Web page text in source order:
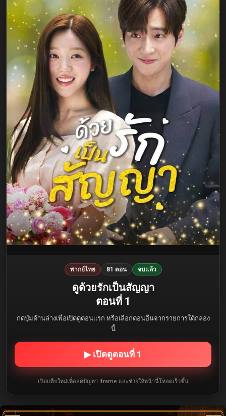
พากย์ไทย 81 ตอน จบแล้ว
ดูด้วยรักเป็นสัญญา
ตอนที่ 1
กดปุ่มด้านล่างเพื่อเปิดดูตอนแรก หรือเลือกตอนอื่นจากรายการใต้กล่อง
นี้
▶ เปิดดูตอนที่ 1
เปิดแท็บใหม่เพื่อลดปัญหา iframe และช่วยให้หน้านี้โหลดเร็วขึ้น